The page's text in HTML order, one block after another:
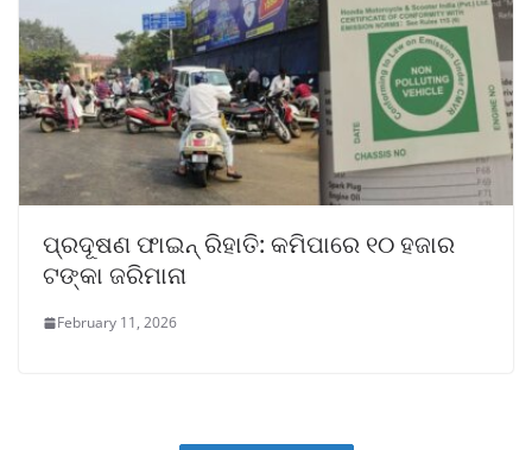
ପ୍ରଦୂଷଣ ଫାଇନ୍ ରିହାତି: କମିପାରେ ୧୦ ହଜାର
ଟଙ୍କା ଜରିମାନା
February 11, 2026